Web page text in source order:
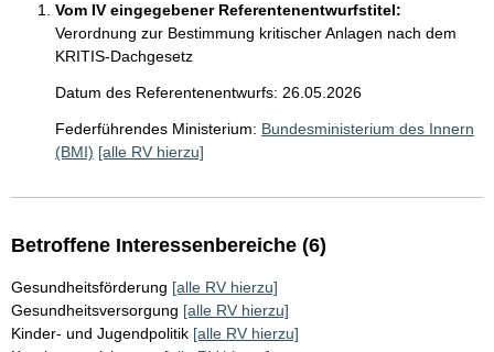
Vom IV eingegebener Referentenentwurfstitel:
Verordnung zur Bestimmung kritischer Anlagen nach dem
KRITIS-Dachgesetz
Datum des Referentenentwurfs: 26.05.2026
Federführendes Ministerium: Bundesministerium des Innern
(BMI) [alle RV hierzu]
Betroffene Interessenbereiche (6)
Gesundheitsförderung [alle RV hierzu]
Gesundheitsversorgung [alle RV hierzu]
Kinder- und Jugendpolitik [alle RV hierzu]